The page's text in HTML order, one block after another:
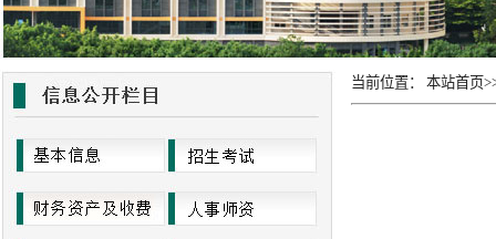
当前位置： 本站首页